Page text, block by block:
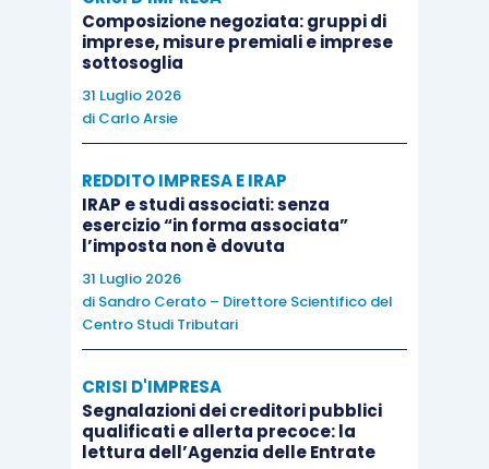
generalmente realizzativa l’operazione
Ad esempio, si pensi al caso in cui un soggetto
residente in Italia conferisca una azienda situata
È evidente chel’azienda esce in questo caso
dalla sfera impositiva in Italia. Prima del
conferimento, infatti, la stessa era trattata come
unastabile organizzazione i n Italia e quindi la
sua contabilità confluiva in quella della casa
tuttavia, tale circostanza viene meno.
Affinché la stabile organizzazione estera non
Composizione negoziata: gruppi di
imprese, misure premiali e imprese
sottosoglia
31 Luglio 2026
di Carlo Arsie
REDDITO IMPRESA E IRAP
IRAP e studi associati: senza
esercizio “in forma associata”
l’imposta non è dovuta
31 Luglio 2026
di Sandro Cerato – Direttore Scientifico del
Centro Studi Tributari
CRISI D'IMPRESA
Segnalazioni dei creditori pubblici
qualificati e allerta precoce: la
lettura dell’Agenzia delle Entrate